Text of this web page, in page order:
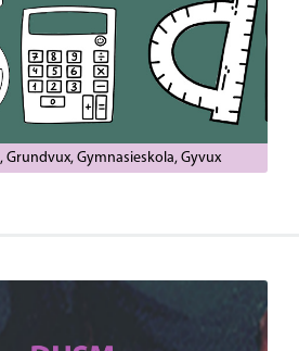
Grundvux Gymnasieskola Gyvux